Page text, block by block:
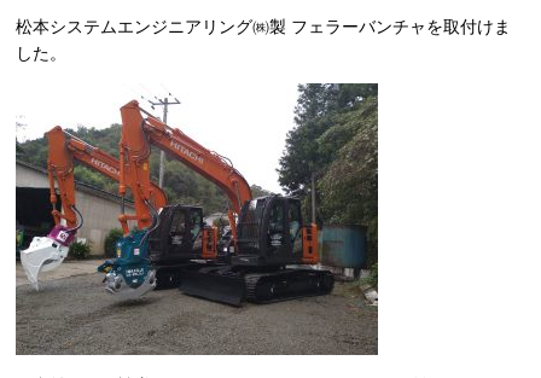
松本システムエンジニアリング㈱製 フェラーバンチャを取付けま
した。